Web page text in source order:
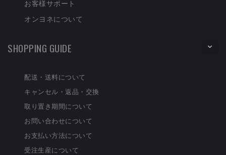
お客様サポート
オンヨネについて
SHOPPING GUIDE
配送・送料について
キャンセル・返品・交換
取り置き期間について
お問い合わせについて
お支払い方法について
受注生産について